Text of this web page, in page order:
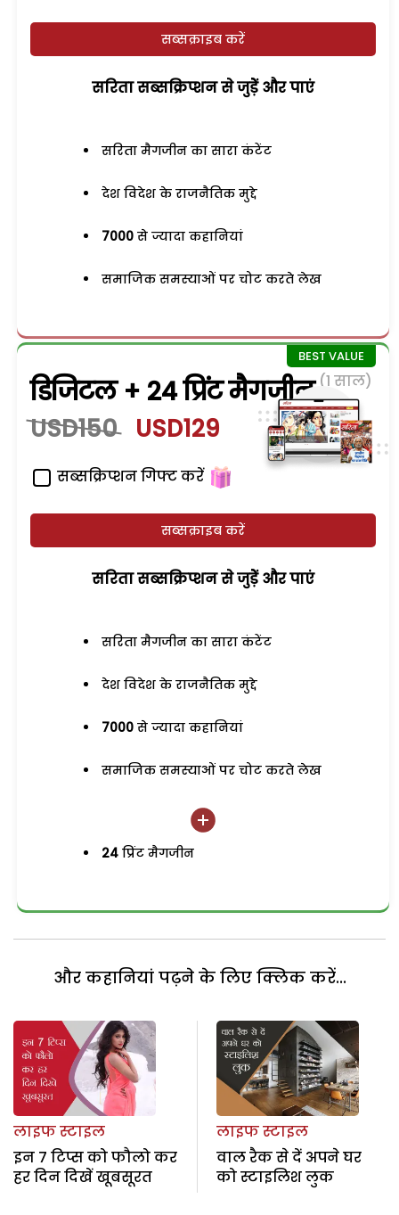
सब्सक्राइब करें
सरिता सब्सक्रिप्शन से जुड़ेें और पाएं
सरिता मैगजीन का सारा कंटेंट
देश विदेश के राजनैतिक मुद्दे
7000 से ज्यादा कहानियां
समाजिक समस्याओं पर चोट करते लेख
डिजिटल + 24 प्रिंट मैगजीन (1 साल)
USD150 USD129
सब्सक्रिप्शन गिफ्ट करें
सब्सक्राइब करें
सरिता सब्सक्रिप्शन से जुड़ेें और पाएं
सरिता मैगजीन का सारा कंटेंट
देश विदेश के राजनैतिक मुद्दे
7000 से ज्यादा कहानियां
समाजिक समस्याओं पर चोट करते लेख
24 प्रिंट मैगजीन
और कहानियां पढ़ने के लिए क्लिक करें...
लाइफ स्टाइल
इन 7 टिप्स को फौलो कर
हर दिन दिखें खूबसूरत
लाइफ स्टाइल
वाल रैक से दें अपने घर
को स्टाइलिश लुक